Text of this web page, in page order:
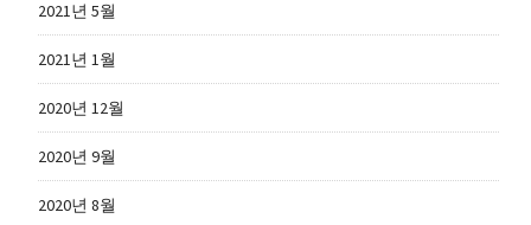
2021년 5월
2021년 1월
2020년 12월
2020년 9월
2020년 8월